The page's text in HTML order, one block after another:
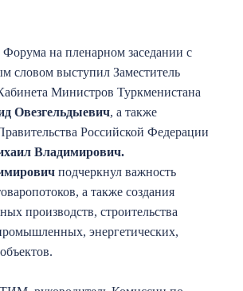
на пленарном заседании с
словом выступил Заместитель
Министров Туркменистана
Овезгельдыевич, а также
Российской Федерации
Владимирович.
подчеркнул важность
а также создания
производств, строительства
энергетических,